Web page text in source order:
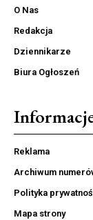
O Nas
Redakcja
Dziennikarze
Biura Ogłoszeń
Reklama
Archiwum
Polityka
Mapa strony